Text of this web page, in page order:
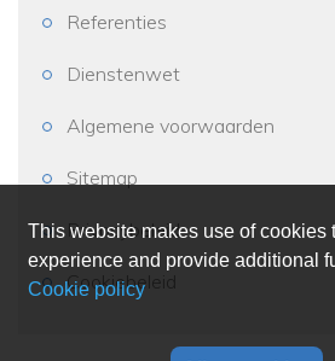
Referenties
Dienstenwet
Algemene voorwaarden
Sitemap
Privacybeleid
Cookiebeleid
This website makes use of cookies
experience and provide additional